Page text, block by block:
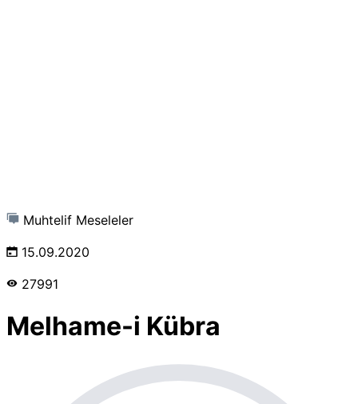
Muhtelif Meseleler
15.09.2020
27991
Melhame-i Kübra